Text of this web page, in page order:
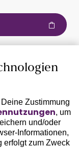
Zustimmung
, um
und/oder
Informationen,
erfolgt zum Zweck